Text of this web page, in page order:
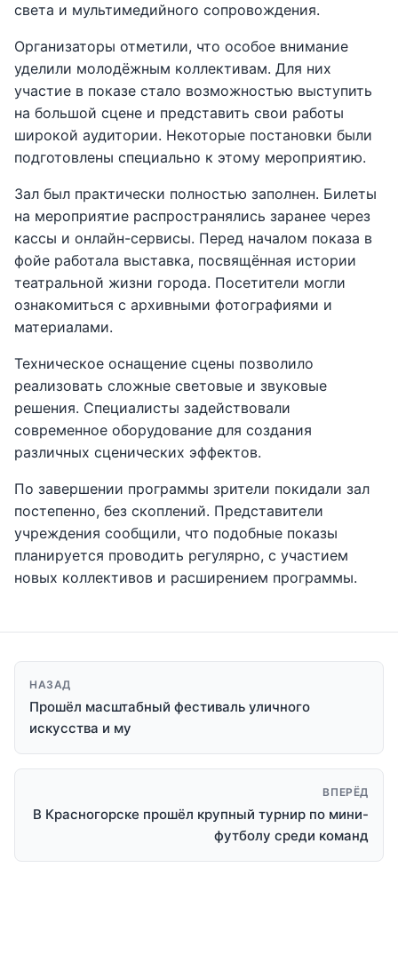
света и мультимедийного сопровождения.
Организаторы отметили, что особое внимание
уделили молодёжным коллективам. Для них
участие в показе стало возможностью выступить
на большой сцене и представить свои работы
широкой аудитории. Некоторые постановки были
подготовлены специально к этому мероприятию.
Зал был практически полностью заполнен. Билеты
на мероприятие распространялись заранее через
кассы и онлайн-сервисы. Перед началом показа в
фойе работала выставка, посвящённая истории
театральной жизни города. Посетители могли
ознакомиться с архивными фотографиями и
материалами.
Техническое оснащение сцены позволило
реализовать сложные световые и звуковые
решения. Специалисты задействовали
современное оборудование для создания
различных сценических эффектов.
По завершении программы зрители покидали зал
постепенно, без скоплений. Представители
учреждения сообщили, что подобные показы
планируется проводить регулярно, с участием
новых коллективов и расширением программы.
НАЗАД
Прошёл масштабный фестиваль уличного
искусства и му
ВПЕРЁД
В Красногорске прошёл крупный турнир по мини-
футболу среди команд